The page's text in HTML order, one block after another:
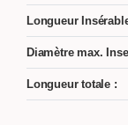
Longueur
Diamètre max.
Longueur totale :